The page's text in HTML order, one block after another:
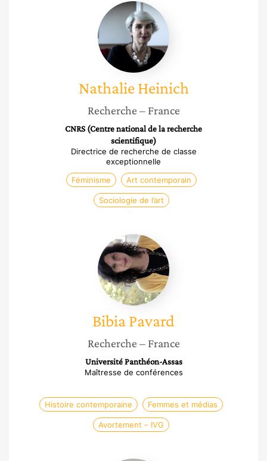
Nathalie
Heinich
Nathalie Heinich
Recherche – France
CNRS (Centre national de la recherche
scientifique)
Directrice de recherche de classe
exceptionnelle
Féminisme
Art contemporain
Sociologie de l’art
Bibia
Pavard
BibiaPavard
Recherche – France
Université Panthéon-Assas
Maîtresse de conférences
Histoire contemporaine Femmes et médias
Avortement – IVG